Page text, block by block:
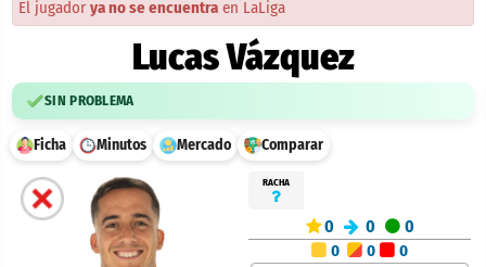
El jugador ya no se encuentra en LaLiga
Lucas Vázquez
SIN PROBLEMA
Ficha Minutos Mercado Comparar
RACHA
0 0 0
0 0 0